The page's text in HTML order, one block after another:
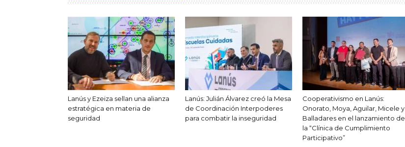
Lanús y Ezeiza sellan una alianza
estratégica en materia de
seguridad
Lanús: Julián Álvarez creó la Mesa
de Coordinación Interpoderes
para combatir la inseguridad
Cooperativismo en Lanús:
Onorato, Moya, Aguilar, Micele y
Balladares en el lanzamiento de
la “Clínica de Cumplimiento
Participativo”